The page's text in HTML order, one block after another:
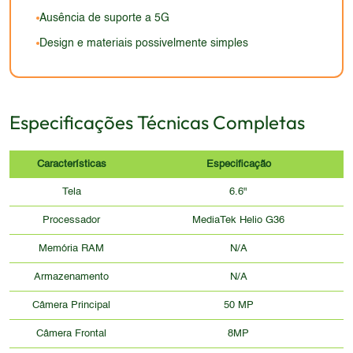
compensa essa possível desvantagem para o
público-alvo.
relação à resolução e tecnologia, em comparação
necessidades do público-alvo sem grandes apelos
Ausência de suporte a 5G
Design e materiais possivelmente simples
Especificações Técnicas Completas
Características Especificação
Tela 6.6"
Processador MediaTek Helio G36
Memória RAM N/A
Armazenamento N/A
Câmera Principal 50 MP
Câmera Frontal 8MP